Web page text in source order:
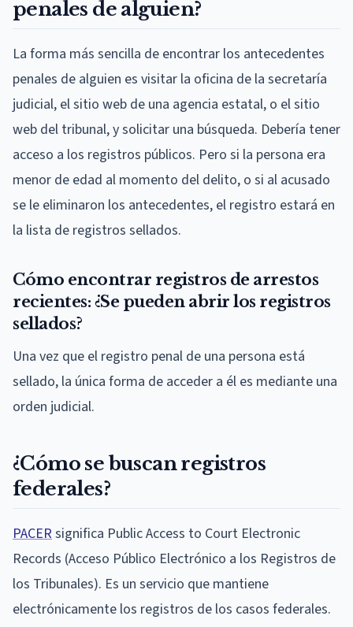
penales de alguien?
La forma más sencilla de encontrar los antecedentes
penales de alguien es visitar la oficina de la secretaría
judicial, el sitio web de una agencia estatal, o el sitio
web del tribunal, y solicitar una búsqueda. Debería tener
acceso a los registros públicos. Pero si la persona era
menor de edad al momento del delito, o si al acusado
se le eliminaron los antecedentes, el registro estará en
la lista de registros sellados.
Cómo encontrar registros de arrestos
recientes: ¿Se pueden abrir los registros
sellados?
Una vez que el registro penal de una persona está
sellado, la única forma de acceder a él es mediante una
orden judicial.
¿Cómo se buscan registros
federales?
PACERsignifica Public Access to Court Electronic
Records (Acceso Público Electrónico a los Registros de
los Tribunales). Es un servicio que mantiene
electrónicamente los registros de los casos federales.